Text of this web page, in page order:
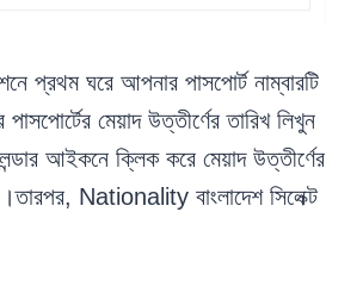
প্রথম ঘরে আপনার পাসপোর্ট নাম্বারটি
মেয়াদ উত্তীর্ণের তারিখ লিখুন
আইকনে ক্লিক করে মেয়াদ উত্তীর্ণের
Nationality বাংলাদেশ সিলেক্ট